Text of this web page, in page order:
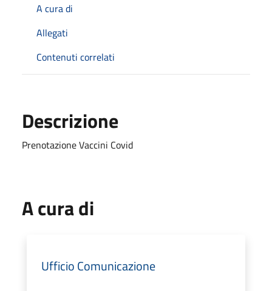
A cura di
Allegati
Contenuti correlati
Descrizione
Prenotazione Vaccini Covid
A cura di
Ufficio Comunicazione